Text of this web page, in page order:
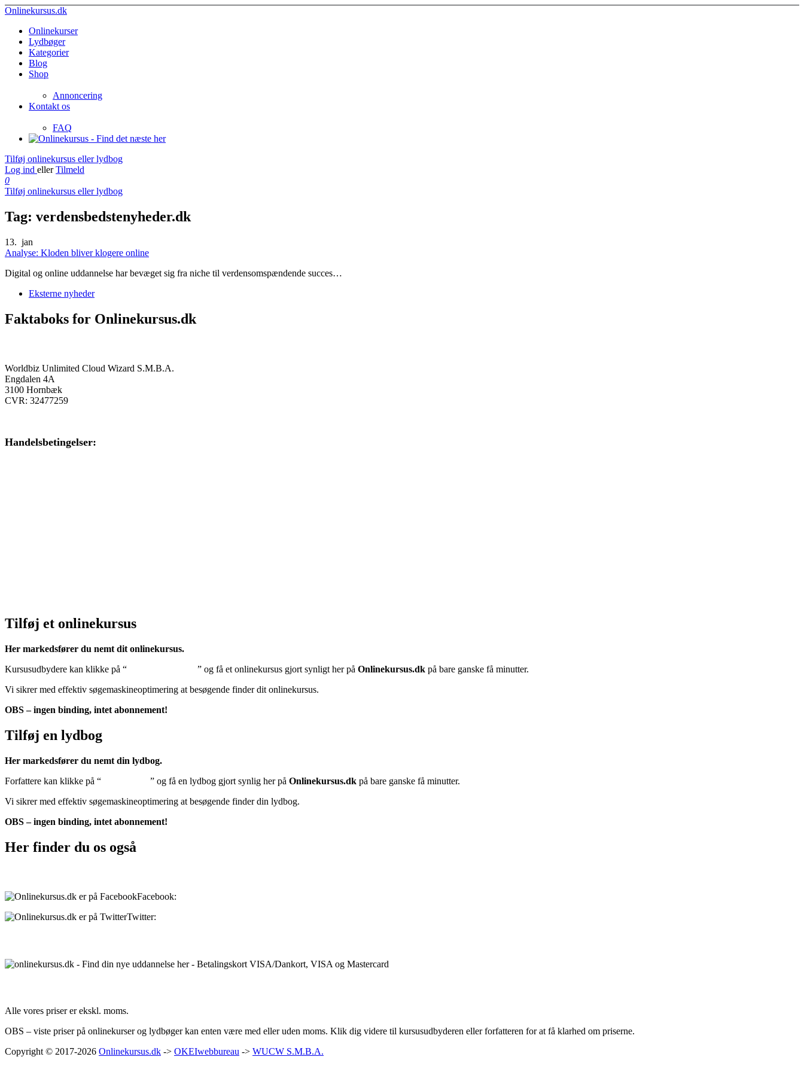
Onlinekursus.dk
Onlinekurser
Lydbøger
Kategorier
Blog
Shop
Annoncering
Kontakt os
FAQ
Tilføj onlinekursus eller lydbog
Log ind eller Tilmeld
0
Tilføj onlinekursus eller lydbog
Tag: verdensbedstenyheder.dk
13. jan
Analyse: Kloden bliver klogere online
Digital og online uddannelse har bevæget sig fra niche til verdensomspændende succes…
Eksterne nyheder
Faktaboks for Onlinekursus.dk
Worldbiz Unlimited Cloud Wizard S.M.B.A.
Engdalen 4A
3100 Hornbæk
CVR: 32477259
Handelsbetingelser:
Tilføj et onlinekursus
Her markedsfører du nemt dit onlinekursus.
Kursusudbydere kan klikke på “
” og få et onlinekursus gjort synligt her på Onlinekursus.dk på bare ganske få minutter.
Vi sikrer med effektiv søgemaskineoptimering at besøgende finder dit onlinekursus.
OBS – ingen binding, intet abonnement!
Tilføj en lydbog
Her markedsfører du nemt din lydbog.
Forfattere kan klikke på “
” og få en lydbog gjort synlig her på Onlinekursus.dk på bare ganske få minutter.
Vi sikrer med effektiv søgemaskineoptimering at besøgende finder din lydbog.
OBS – ingen binding, intet abonnement!
Her finder du os også
Facebook:
Twitter:
Alle vores priser er ekskl. moms.
OBS – viste priser på onlinekurser og lydbøger kan enten være med eller uden moms. Klik dig videre til kursusudbyderen eller forfatteren for at få klarhed om priserne.
Copyright © 2017-2026 Onlinekursus.dk -> OKEIwebbureau -> WUCW S.M.B.A.